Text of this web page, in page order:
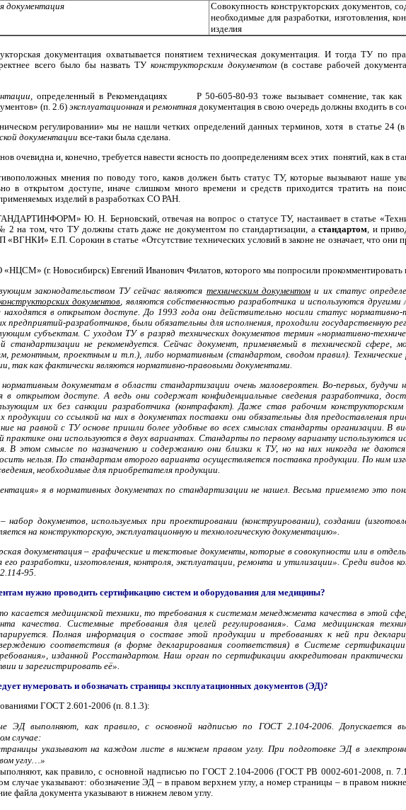
документация
Совокупность конструкторских документов,
необходимые для разработки, изготовления,
изделия
документация охватывается понятием техническая документация. И тогда ТУ по
всего было бы назвать ТУконструкторским документом (в составе рабочей
определенный в Рекомендациях Р 50-605-80-93тоже вызывает сомнение, так
(п. 2.6) эксплуатационная и ремонтная документация в свою очередь должны входить в
регулировании» мы не нашли четких определений данных терминов, хотя в статье 24
документации все-таки была сделана.
очевидна и, конечно, требуется навести ясность по доопределениям всех этих понятий, как в
мнения по поводу того, каков должен быть статус ТУ, которые вызывают наше
в открытом доступе, иначе слишком много времени и средств приходится тратить на
изделий в разработках СО РАН.
Ю. Н. Берновский, отвечая на вопрос о статусе ТУ, настаивает в статье
2 на том, что ТУ должны стать даже не документом по стандартизации, а стандартом , и
«ВГНКИ» Е.П. Сорокин в статье «Отсутствие технических условий в законе не означает, что они
«НЦСМ» (г. Новосибирск) Евгений Иванович Филатов, которого мы попросили прокомментировать
законодательством ТУ сейчас являются техническим документоми их статус
документов , являются собственностью разработчика и используются
в открытом доступе. До 1993 года они действительно носили статус нормативно-
предприятий-разработчиков, были обязательны для исполнения, проходили государственную
субъектам. С уходом ТУ в разряд технических документов термин «нормативно-
стандартизации не рекомендуется. Сейчас документ, применяемый в технической сфере,
ремонтным, проектным и т.п.), либо нормативным (стандартом, сводом правил).
так как фактически являются нормативно-правовыми документами.
документам в области стандартизации очень маловероятен. Во-первых, будучи
в открытом доступе. А ведь они содержат конфиденциальные сведения разработчика,
их без санкции разработчика (контрафакт). Даже став рабочим
продукции со ссылкой на них в документах поставки они обязательны для предоставления
на равной с ТУ основе пришли более удобные во всех смыслах стандарты организации. В
они используются в двух вариантах. Стандарты по первому варианту используются
В этом смысле по назначению и содержанию они близки к ТУ, но на них никогда не
нельзя. По стандартам второго варианта осуществляется поставка продукции. По ним
необходимые для приобретателя продукции.
я в нормативных документах по стандартизации не нашел. Весьма приемлемо это
набор документов, используемых при проектировании (конструировании), создании
на конструкторскую, эксплуатационную и технологическую документацию».
документация – графические и текстовые документы, которые в совокупности или в
разработки, изготовления, контроля, эксплуатации, ремонта и утилизации». Среди видов
95.
нужно проводить сертификацию систем и оборудования для медицины?
касается медицинской техники, то требования к системам менеджмента качества в этой
качества. Системные требования для целей регулирования». Сама медицинская
Полная информация о составе этой продукции и требованиях к ней при
соответствия (в форме декларирования соответствия) в Системе
изданной Росстандартом. Наш орган по сертификации аккредитован
и зарегистрировать её».
нумеровать и обозначать страницы эксплуатационных документов (ЭД)?
ГОСТ 2.601-2006 (п. 8.1.3):
ЭД выполняют, как правило, с основной надписью по ГОСТ 2.104-2006. Допускается
случае:
указывают на каждом листе в нижнем правом углу. При подготовке ЭД в
углу…»
как правило, с основной надписью по ГОСТ 2.104-2006 (ГОСТ РВ 0002-601-2008, п.
случае указывают: обозначение ЭД – в правом верхнем углу, а номер страницы – в правом
файла документа указывают в нижнем левом углу.